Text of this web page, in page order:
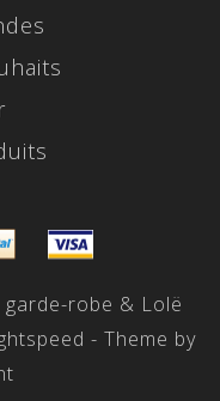
robe & Lolë
- Theme by